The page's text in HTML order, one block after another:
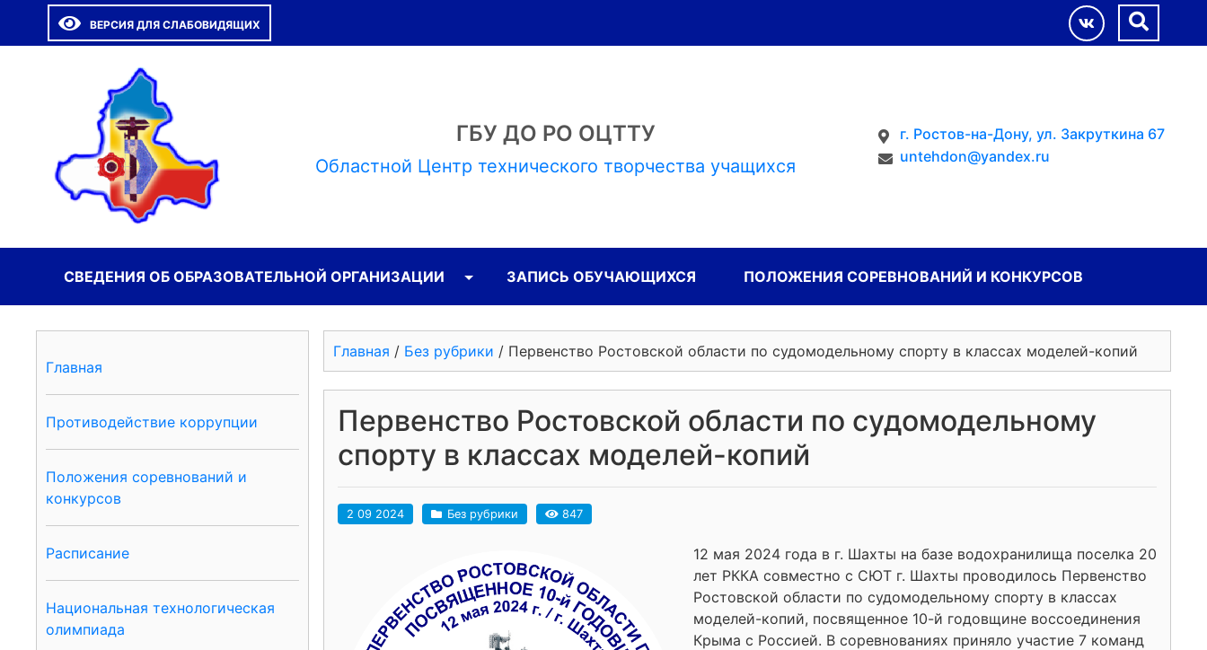
ВЕРСИЯ ДЛЯ СЛАБОВИДЯЩИХ
ГБУ ДО РО ОЦТТУ
Областной Центр технического творчества учащихся
г. Ростов-на-Дону, ул. Закруткина 67
untehdon@yandex.ru
СВЕДЕНИЯ ОБ ОБРАЗОВАТЕЛЬНОЙ ОРГАНИЗАЦИИ ЗАПИСЬ ОБУЧАЮЩИХСЯ ПОЛОЖЕНИЯ СОРЕВНОВАНИЙ И КОНКУРСОВ
Главная
Противодействие коррупции
Положения соревнований и
конкурсов
Расписание
Национальная технологическая
олимпиада
Главная / Без рубрики / Первенство Ростовской области по судомодельному спорту в классах моделей-копий
Первенство Ростовской области по судомодельному
спорту в классах моделей-копий
2 09 2024 Без рубрики 847
12 мая 2024 года в г. Шахты на базе водохранилища поселка 20
лет РККА совместно с СЮТ г. Шахты проводилось Первенство
Ростовской области по судомодельному спорту в классах
моделей-копий, посвященное 10-й годовщине воссоединения
Крыма с Россией. В соревнованиях приняло участие 7 команд